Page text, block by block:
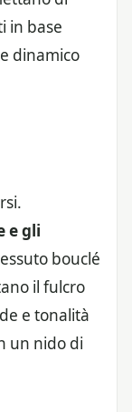
in base
dinamico
e gli
bouclé
il fulcro
e tonalità
un nido di